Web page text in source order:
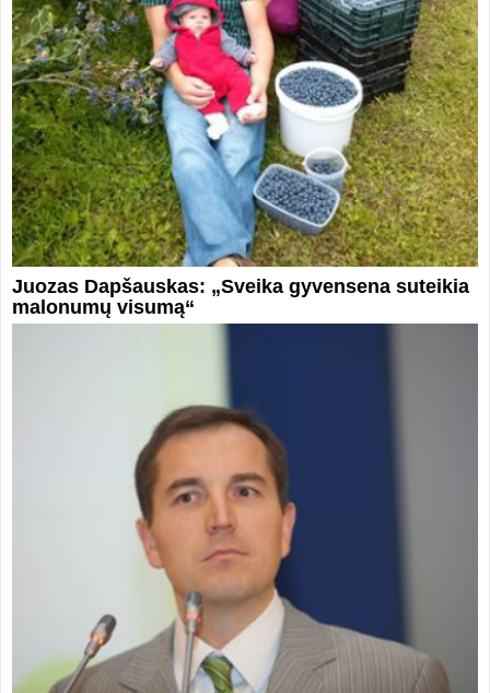
Juozas Dapšauskas: „Sveika gyvensena suteikia
malonumų visumą“